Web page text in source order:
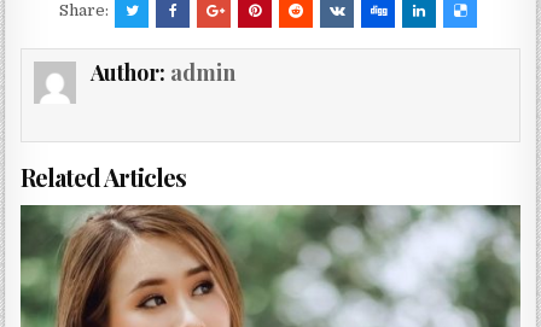
Share:
Author: admin
Related Articles